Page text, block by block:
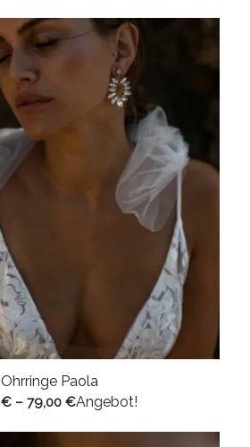
war:
69,00 €
45,00 €.
Ohrringe Paola
€– 79,00 €Angebot!